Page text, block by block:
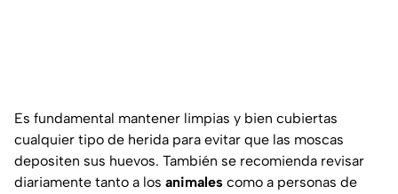
Es fundamental mantener limpias y bien cubiertas
cualquier tipo de herida para evitar que las moscas
depositen sus huevos. También se recomienda revisar
diariamente tanto a los animales como a personas de